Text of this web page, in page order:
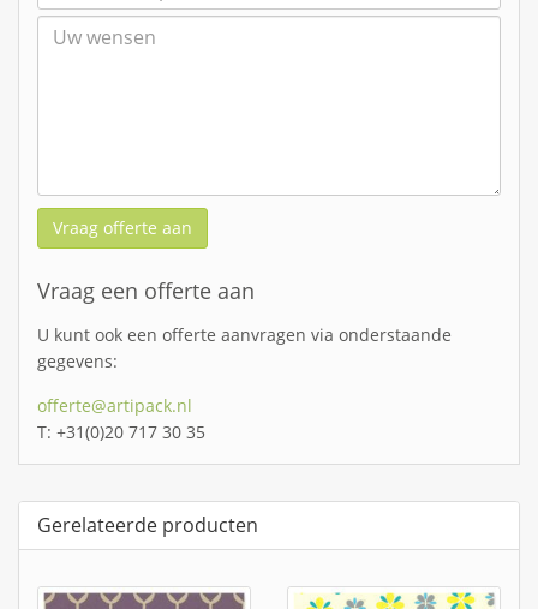
Vraag offerte aan
Vraag een offerte aan
U kunt ook een offerte aanvragen via onderstaande
gegevens:
offerte@artipack.nl
T: +31(0)20 717 30 35
Gerelateerde producten